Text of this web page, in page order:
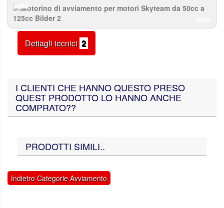
Dettagli tecnici 2
I CLIENTI CHE HANNO QUESTO PRESO
QUEST PRODOTTO LO HANNO ANCHE
COMPRATO??
PRODOTTI SIMILI..
Indietro Categorie Avviamento